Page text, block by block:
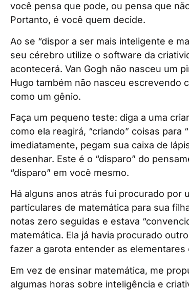
você pensa que pode, ou pensa que
Portanto, é você quem decide.
Ao se “dispor a ser mais inteligente e
seu cérebro utilize o software da
acontecerá. Van Gogh não nasceu um
Hugo também não nasceu escrevendo
como um gênio.
Faça um pequeno teste: diga a uma
como ela reagirá, “criando” coisas para
imediatamente, pegam sua caixa de
desenhar. Este é o “disparo” do
“disparo” em você mesmo.
Há alguns anos atrás fui procurado por
particulares de matemática para sua
notas zero seguidas e estava
matemática. Ela já havia procurado
fazer a garota entender as
Em vez de ensinar matemática, me
algumas horas sobre inteligência e